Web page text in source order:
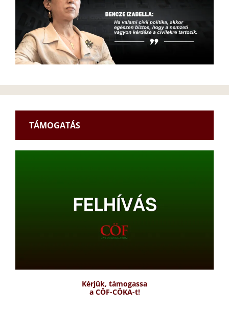
TÁMOGATÁS
Kérjük, támogassa
a CÖF-CÖKA-t!